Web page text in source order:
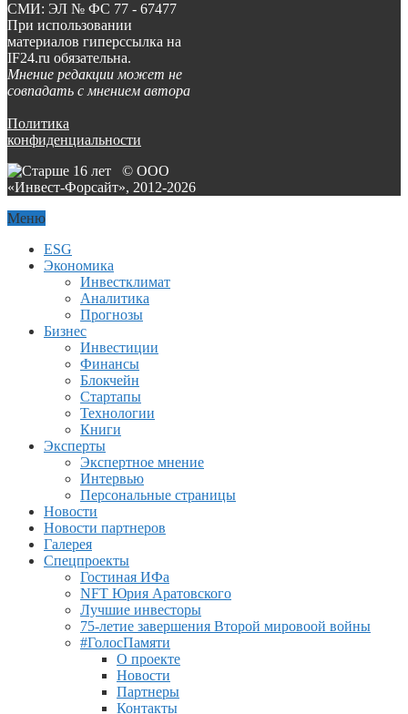
СМИ: ЭЛ № ФС 77 - 67477
При использовании
материалов гиперссылка на
IF24.ru обязательна.
Мнение редакции может не
совпадать с мнением автора
Политика
конфиденциальности
© ООО
«Инвест-Форсайт», 2012-2026
Меню
ESG
Экономика
Инвестклимат
Аналитика
Прогнозы
Бизнес
Инвестиции
Финансы
Блокчейн
Стартапы
Технологии
Книги
Эксперты
Экспертное мнение
Интервью
Персональные страницы
Новости
Новости партнеров
Галерея
Спецпроекты
Гостиная ИФа
NFT Юрия Аратовского
Лучшие инвесторы
75-летие завершения Второй мировоой войны
#ГолосПамяти
О проекте
Новости
Партнеры
Контакты